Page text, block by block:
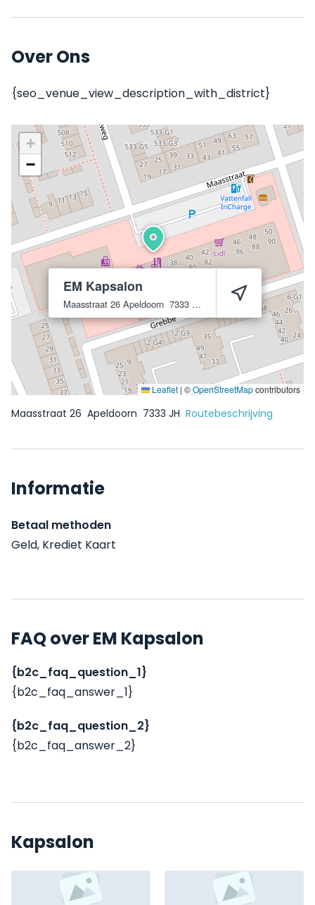
Over Ons
{seo_venue_view_description_with_district}
EM Kapsalon
Maasstraat 26 Apeldoorn 7333 JH
+
−
Leaflet | ©OpenStreetMapcontributors
Maasstraat 26 Apeldoorn 7333 JH Routebeschrijving
Informatie
Betaal methoden
Geld, Krediet Kaart
FAQ over EM Kapsalon
{b2c_faq_question_1}
{b2c_faq_answer_1}
{b2c_faq_question_2}
{b2c_faq_answer_2}
Kapsalon